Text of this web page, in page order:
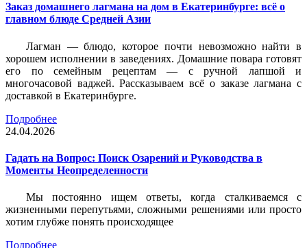
Заказ домашнего лагмана на дом в Екатеринбурге: всё о
главном блюде Средней Азии
Лагман — блюдо, которое почти невозможно найти в
хорошем исполнении в заведениях. Домашние повара готовят
его по семейным рецептам — с ручной лапшой и
многочасовой ваджей. Рассказываем всё о заказе лагмана с
доставкой в Екатеринбурге.
Подробнее
24.04.2026
Гадать на Вопрос: Поиск Озарений и Руководства в
Моменты Неопределенности
Мы постоянно ищем ответы, когда сталкиваемся с
жизненными перепутьями, сложными решениями или просто
хотим глубже понять происходящее
Подробнее